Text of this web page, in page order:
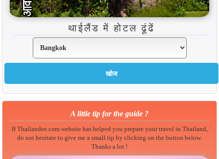
थाईलैंड में होटल ढूंढें
A little tip for the guide ?
If Thailandee.com website has helped you prepare your travel in Thailand,
do not hesitate to give me a small tip by clicking on the button below.
Thanks a lot !